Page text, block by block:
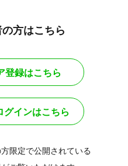
方はこちら
登録はこちら
グインはこちら
限定で公開されている